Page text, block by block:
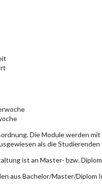
Die Module werden
als die
ist an Master- bzw.
aus Bachelor/Master/